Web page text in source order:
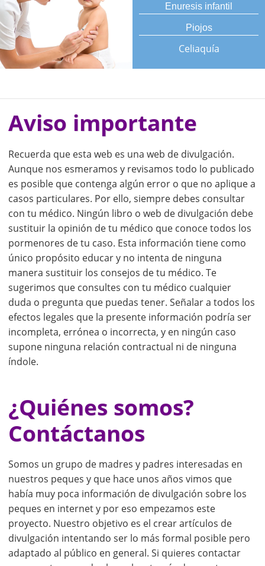
Enuresis infantil
Piojos
Celiaquía
Aviso importante
Recuerda que esta web es una web de divulgación.
Aunque nos esmeramos y revisamos todo lo publicado
es posible que contenga algún error o que no aplique a
casos particulares. Por ello, siempre debes consultar
con tu médico. Ningún libro o web de divulgación debe
sustituir la opinión de tu médico que conoce todos los
pormenores de tu caso. Esta información tiene como
único propósito educar y no intenta de ninguna
manera sustituir los consejos de tu médico. Te
sugerimos que consultes con tu médico cualquier
duda o pregunta que puedas tener. Señalar a todos los
efectos legales que la presente información podría ser
incompleta, errónea o incorrecta, y en ningún caso
supone ninguna relación contractual ni de ninguna
índole.
¿Quiénes somos?
Contáctanos
Somos un grupo de madres y padres interesadas en
nuestros peques y que hace unos años vimos que
había muy poca información de divulgación sobre los
peques en internet y por eso empezamos este
proyecto. Nuestro objetivo es el crear artículos de
divulgación intentando ser lo más formal posible pero
adaptado al público en general. Si quieres contactar